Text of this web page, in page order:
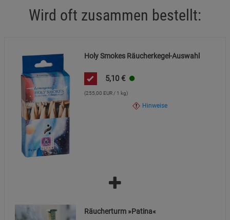
Wird oft zusammen bestellt:
Holy Smokes Räucherkegel-Auswahl
5,10 €
(255,00 EUR / 1 kg)
Hinweise
Räucherturm »Patina«
Cookie-Informationen anzeigen